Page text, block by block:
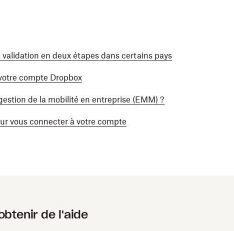
validation en deux étapes dans certains pays
compte Dropbox
de la mobilité en entreprise (EMM) ?
vous connecter à votre compte
de l'aide